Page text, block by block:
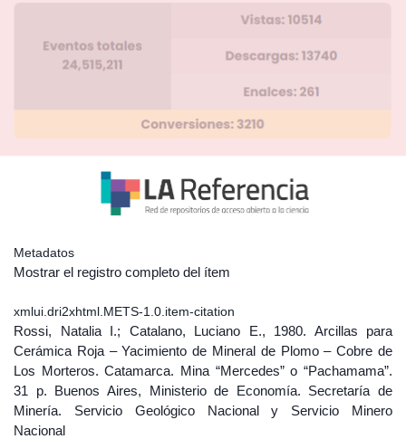
Metadatos
Mostrar el registro completo del ítem
xmlui.dri2xhtml.METS-1.0.item-citation
Rossi, Natalia I.; Catalano, Luciano E., 1980. Arcillas para
Cerámica Roja – Yacimiento de Mineral de Plomo – Cobre de
Los Morteros. Catamarca. Mina “Mercedes” o “Pachamama”.
31 p. Buenos Aires, Ministerio de Economía. Secretaría de
Minería. Servicio Geológico Nacional y Servicio Minero
Nacional